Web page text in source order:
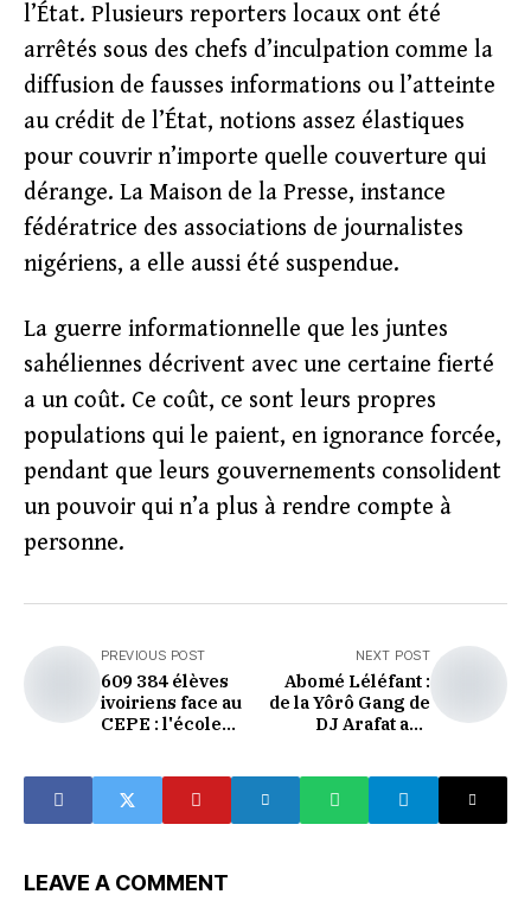
l’État. Plusieurs reporters locaux ont été
arrêtés sous des chefs d’inculpation comme la
diffusion de fausses informations ou l’atteinte
au crédit de l’État, notions assez élastiques
pour couvrir n’importe quelle couverture qui
dérange. La Maison de la Presse, instance
fédératrice des associations de journalistes
nigériens, a elle aussi été suspendue.
La guerre informationnelle que les juntes
sahéliennes décrivent avec une certaine fierté
a un coût. Ce coût, ce sont leurs propres
populations qui le paient, en ignorance forcée,
pendant que leurs gouvernements consolident
un pouvoir qui n’a plus à rendre compte à
personne.
PREVIOUS POST
609 384 élèves
ivoiriens face au
CEPE : l'école
NEXT POST
Abomé Léléfant :
de la Yôrô Gang de
DJ Arafat aux
d'un géant parti
trop tôt
LEAVE A COMMENT